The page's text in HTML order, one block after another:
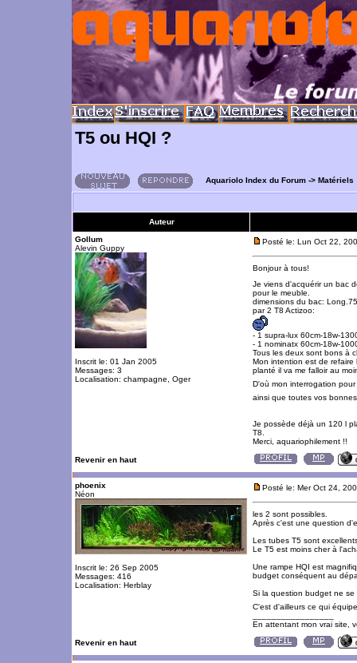
T5 ou HQI ?
Aquariolo Index du Forum -> Matériels
Auteur
Gollum
Alevin Guppy
Inscrit le: 01 Jan 2005
Messages: 3
Localisation: champagne, Oger
Posté le: Lun Oct 22,
Bonjour à tous!
Je viens d'acquérir un bac
pour le meuble.
dimensions du bac:
par 2 T8 Actizoo:
- 1 supra-lux 60cm-18w-
- 1 nominatx 60cm-18w-
Tous les deux sont bons à
Mon intention est de
planté il va me falloir au
D'où mon interrogation
ainsi que toutes vos
Je possède déjà un 120 l
T8.
Merci, aquariophilement !!
Revenir en haut
phoenix
Néon
Inscrit le: 26 Sep 2005
Messages: 416
Localisation: Herblay
Posté le: Mer Oct 24,
les 2 sont possibles.
Après c'est une question
Les tubes T5 sont
Le T5 est moins cher à
Une rampe HQI est
budget conséquent au
Si la question budget ne
C'est d'ailleurs ce qui
En attentant mon vrai site,
Revenir en haut